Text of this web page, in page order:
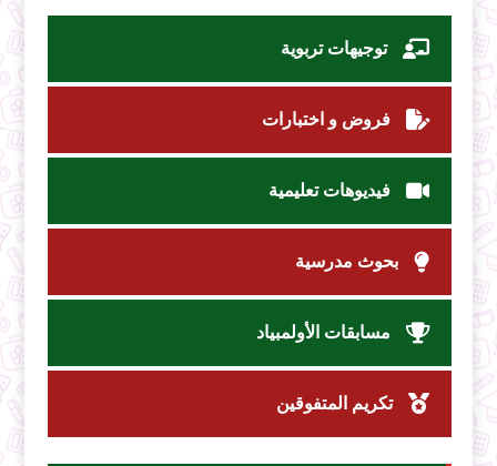
توجيهات تربوية
فروض و اختبارات
فيديوهات تعليمية
بحوث مدرسية
مسابقات الأولمبياد
تكريم المتفوقين